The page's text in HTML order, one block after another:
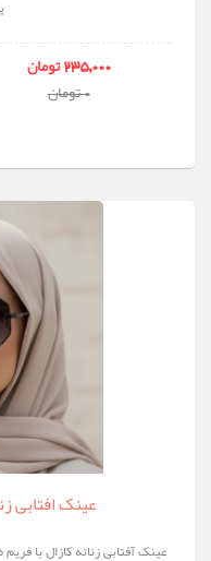
235,000 تومان
0 تومان
عینک افتابی زنانه
عینک آفتابی زنانه کازال با